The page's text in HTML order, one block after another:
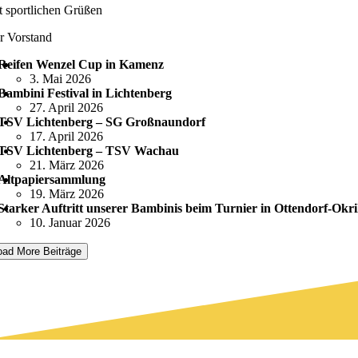
sportlichen Grüßen
Vorstand
Wenzel Cup in Kamenz
3. Mai 2026
Festival in Lichtenberg
27. April 2026
Lichtenberg – SG Großnaundorf
17. April 2026
Lichtenberg – TSV Wachau
21. März 2026
19. März 2026
Auftritt unserer Bambinis beim Turnier in Ottendorf-
10. Januar 2026
More Beiträge